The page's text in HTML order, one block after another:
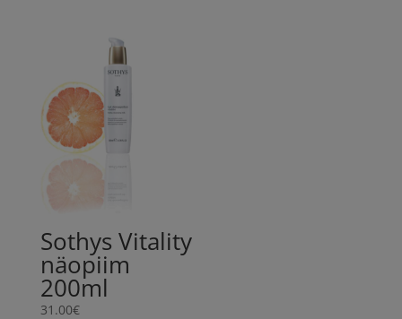
Sothys Vitality
näopiim
200ml
31.00€